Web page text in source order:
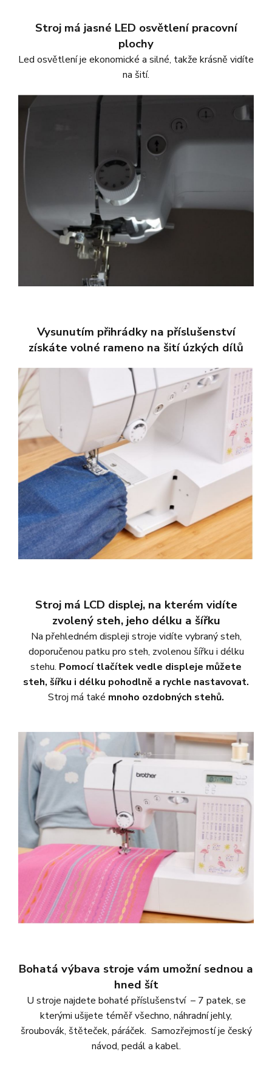
Stroj má jasné LED osvětlení pracovní
plochy
Led osvětlení je ekonomické a silné, takže krásně vidíte
na šití.
Vysunutím přihrádky na příslušenství
získáte volné rameno na šití úzkých dílů
Stroj má LCD displej, na kterém vidíte
zvolený steh, jeho délku a šířku
Na přehledném displeji stroje vidíte vybraný steh,
doporučenou patku pro steh, zvolenou šířku i délku
stehu. Pomocí tlačítek vedle displeje můžete
steh, šířku i délku pohodlně a rychle nastavovat.
Stroj má také mnoho ozdobných stehů.
Bohatá výbava stroje vám umožní sednou a
hned šít
U stroje najdete bohaté příslušenství – 7 patek, se
kterými ušijete téměř všechno, náhradní jehly,
šroubovák, štěteček, páráček. Samozřejmostí je český
návod, pedál a kabel.